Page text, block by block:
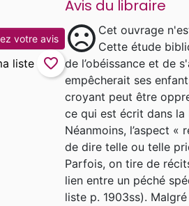
Avis du libraire
sentiment_dissatisfied Cet ouvrage
Cette étude
de l’obéissance et de
empêcherait ses
croyant peut être
ce qui est écrit dans la
Néanmoins, l’aspect
de dire telle ou telle
Parfois, on tire de
lien entre un péché
liste p. 1903ss).
votre avis
favorite_border